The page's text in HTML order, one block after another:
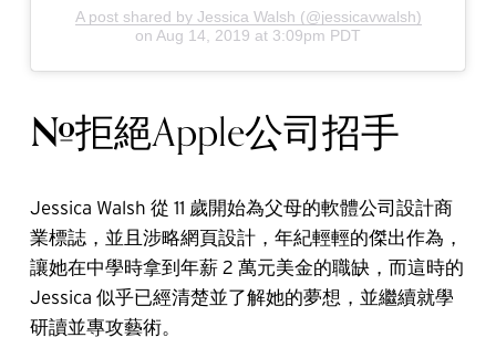
A post shared by Jessica Walsh (@jessicavwalsh)
on Aug 14, 2019 at 3:09pm PDT
#拒絕Apple公司招手
Jessica Walsh 從 11 歲開始為父母的軟體公司設計商
業標誌，並且涉略網頁設計，年紀輕輕的傑出作為，
讓她在中學時拿到年薪 2 萬元美金的職缺，而這時的
Jessica 似乎已經清楚並了解她的夢想，並繼續就學
研讀並專攻藝術。